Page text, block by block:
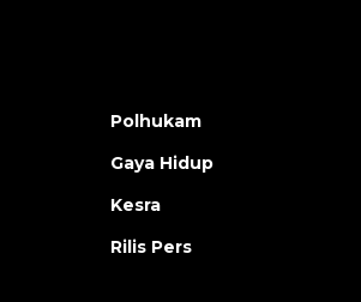
Polhukam
Gaya Hidup
Kesra
Rilis Pers